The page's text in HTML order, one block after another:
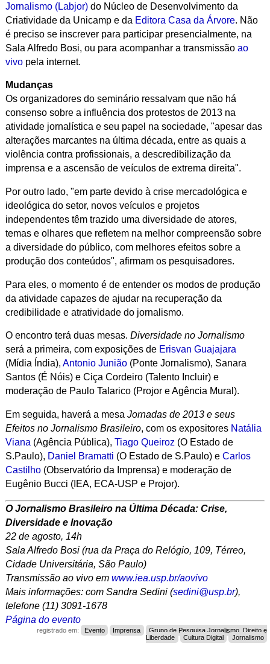
Jornalismo (Labjor)do Núcleo de Desenvolvimento da
Criatividade da Unicamp e da Editora Casa da Árvore. Não
é preciso se inscrever para participar presencialmente, na
Sala Alfredo Bosi, ou para acompanhar a transmissão ao
vivopela internet.
Mudanças
Os organizadores do seminário ressalvam que não há
consenso sobre a influência dos protestos de 2013 na
atividade jornalística e seu papel na sociedade, "apesar das
alterações marcantes na última década, entre as quais a
violência contra profissionais, a descredibilização da
imprensa e a ascensão de veículos de extrema direita".
Por outro lado, "em parte devido à crise mercadológica e
ideológica do setor, novos veículos e projetos
independentes têm trazido uma diversidade de atores,
temas e olhares que refletem na melhor compreensão sobre
a diversidade do público, com melhores efeitos sobre a
produção dos conteúdos", afirmam os pesquisadores.
Para eles, o momento é de entender os modos de produção
da atividade capazes de ajudar na recuperação da
credibilidade e atratividade do jornalismo.
O encontro terá duas mesas. Diversidade no Jornalismo
será a primeira, com exposições de Erisvan Guajajara
(Mídia Índia), Antonio Junião(Ponte Jornalismo), Sanara
Santos (É Nóis) e Ciça Cordeiro (Talento Incluir) e
moderação de Paulo Talarico (Projor e Agência Mural).
Em seguida, haverá a mesa Jornadas de 2013 e seus
Efeitos no Jornalismo Brasileiro, com os expositores Natália
Viana (Agência Pública), Tiago Queiroz (O Estado de
S.Paulo), Daniel Bramatti (O Estado de S.Paulo) e Carlos
Castilho(Observatório da Imprensa) e moderação de
Eugênio Bucci (IEA, ECA-USP e Projor).
O Jornalismo Brasileiro na Última Década: Crise,
Diversidade e Inovação
22 de agosto, 14h
Sala Alfredo Bosi (rua da Praça do Relógio, 109, Térreo,
Cidade Universitária, São Paulo)
Transmissão ao vivo em www.iea.usp.br/aovivo
Mais informações: com Sandra Sedini (sedini@usp.br),
telefone (11) 3091-1678
Página do evento
registrado em: Evento Imprensa
Grupo de Pesquisa Jornalismo, Direito e
Liberdade
Cultura Digital Jornalismo